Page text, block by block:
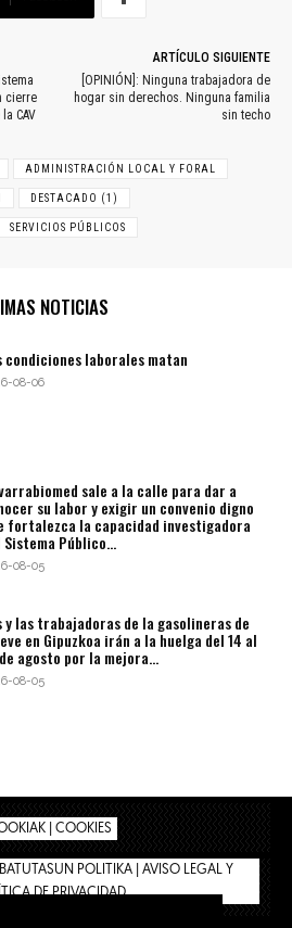
cierre
CAV
ARTÍCULO SIGUIENTE
[OPINIÓN]: Ninguna trabajadora de
hogar sin derechos. Ninguna familia
sin techo
ADMINISTRACIÓN LOCAL Y FORAL
DESTACADO (1)
SERVICIOS PÚBLICOS
NOTICIAS
condiciones laborales matan
08-06
sale a la calle para dar a
su labor y exigir un convenio digno
fortalezca la capacidad investigadora
Sistema Público...
08-05
y las trabajadoras de la gasolineras de
en Gipuzkoa irán a la huelga del 14 al
agosto por la mejora...
08-05
| COOKIES
POLITIKA | AVISO LEGAL Y
DE PRIVACIDAD